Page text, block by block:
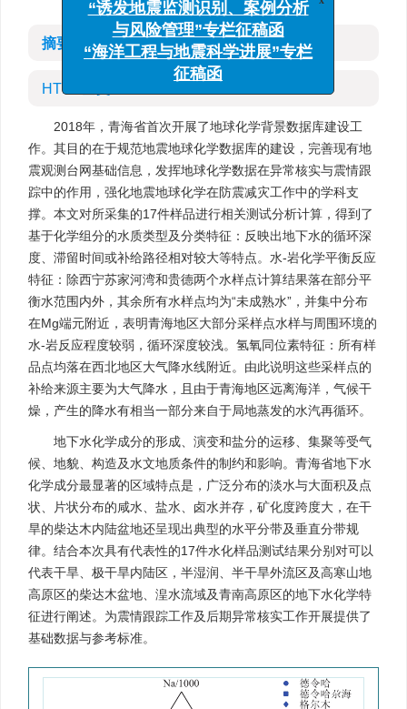
摘要
HTML全文
2018年，青海省首次开展了地球化学背景数据库建设工
作。其目的在于规范地震地球化学数据库的建设，完善现有地
震观测台网基础信息，发挥地球化学数据在异常核实与震情跟
踪中的作用，强化地震地球化学在防震减灾工作中的学科支
撑。本文对所采集的17件样品进行相关测试分析计算，得到了
基于化学组分的水质类型及分类特征：反映出地下水的循环深
度、滞留时间或补给路径相对较大等特点。水-岩化学平衡反应
特征：除西宁苏家河湾和贵德两个水样点计算结果落在部分平
衡水范围内外，其余所有水样点均为“未成熟水”，并集中分布
在Mg端元附近，表明青海地区大部分采样点水样与周围环境的
水-岩反应程度较弱，循环深度较浅。氢氧同位素特征：所有样
品点均落在西北地区大气降水线附近。由此说明这些采样点的
补给来源主要为大气降水，且由于青海地区远离海洋，气候干
燥，产生的降水有相当一部分来自于局地蒸发的水汽再循环。
地下水化学成分的形成、演变和盐分的运移、集聚等受气
候、地貌、构造及水文地质条件的制约和影响。青海省地下水
化学成分最显著的区域特点是，广泛分布的淡水与大面积及点
状、片状分布的咸水、盐水、卤水并存，矿化度跨度大，在干
旱的柴达木内陆盆地还呈现出典型的水平分带及垂直分带规
律。结合本次具有代表性的17件水化样品测试结果分别对可以
代表干旱、极干旱内陆区，半湿润、半干旱外流区及高寒山地
高原区的柴达木盆地、湟水流域及青南高原区的地下水化学特
征进行阐述。为震情跟踪工作及后期异常核实工作开展提供了
基础数据与参考标准。
“诱发地震监测识别、案例分析
与风险管理”专栏征稿函
“海洋工程与地震科学进展”专栏
征稿函